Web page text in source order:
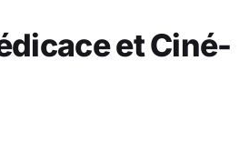
et Ciné-